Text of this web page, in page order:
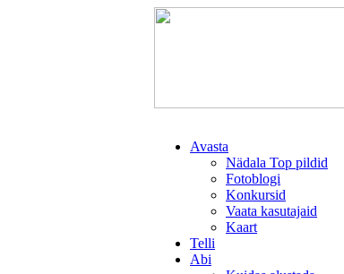
Avasta
Nädala Top pildid
Fotoblogi
Konkursid
Vaata kasutajaid
Kaart
Telli
Abi